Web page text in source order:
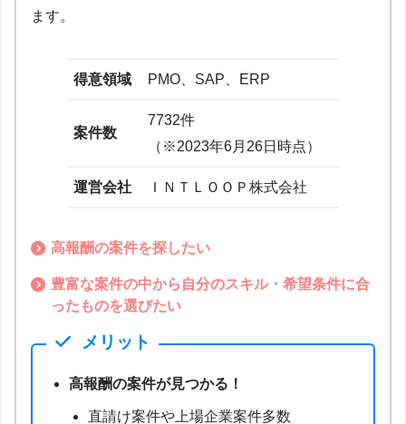
ます。
得意領域 PMO、SAP、ERP
案件数
7732件
（※2023年6月26日時点）
運営会社 ＩＮＴＬＯＯＰ株式会社
高報酬の案件を探したい
豊富な案件の中から自分のスキル・希望条件に合
ったものを選びたい
メリット
高報酬の案件が見つかる！
直請け案件や上場企業案件多数